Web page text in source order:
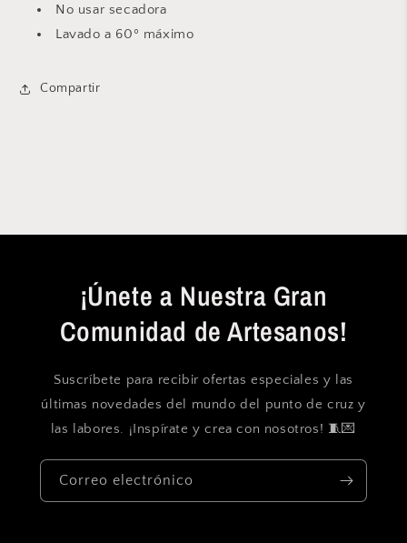
No usar secadora
Lavado a 60º máximo
Compartir
¡Únete a Nuestra Gran
Comunidad de Artesanos!
Suscríbete para recibir ofertas especiales y las
últimas novedades del mundo del punto de cruz y
las labores. ¡Inspírate y crea con nosotros! 🧵💌
Correo electrónico